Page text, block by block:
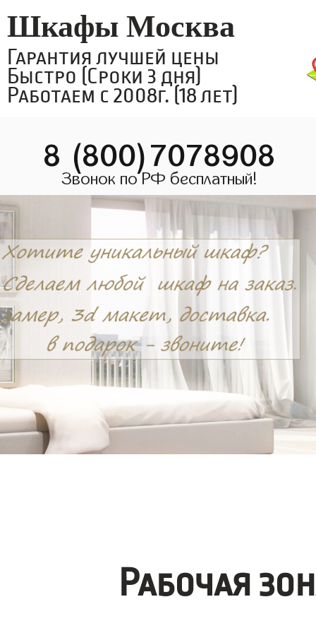
Шкафы Москва
Гарантия лучшей цены
Быстро (Сроки 3 дня)
Работаем с 2008г. (18 лет)
8 (800)7078908
Звонок по РФ бесплатный!
Рабочая